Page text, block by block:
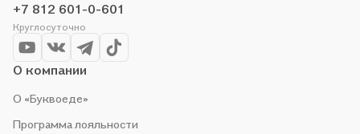
+7 812 601-0-601
Круглосуточно
О компании
О «Буквоеде»
Программа лояльности